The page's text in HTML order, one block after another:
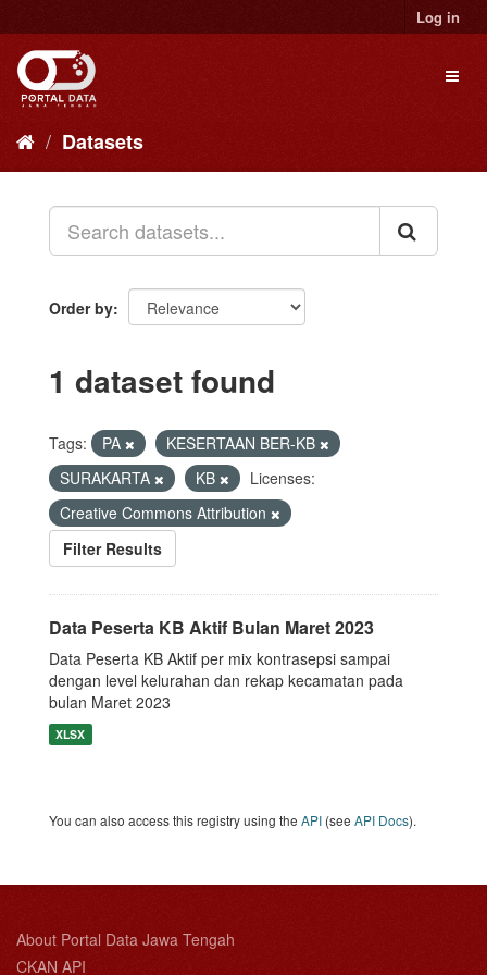
to
content
Log in
Datasets
Order by
1 dataset found
Tags: PA
KESERTAAN BER-KB
SURAKARTA
KB
Licenses:
Creative Commons Attribution
Filter Results
Data Peserta KB Aktif Bulan Maret 2023
Data Peserta KB Aktif per mix kontrasepsi sampai
dengan level kelurahan dan rekap kecamatan pada
bulan Maret 2023
XLSX
You can also access this registry using the API (see API Docs).
About Portal Data Jawa Tengah
CKAN API